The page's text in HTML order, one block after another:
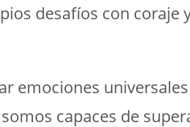
desafíos con coraje
emociones
capaces de